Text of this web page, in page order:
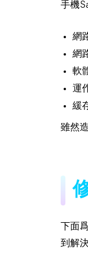
手機
網
網
軟
運
緩
雖然
下面
到解